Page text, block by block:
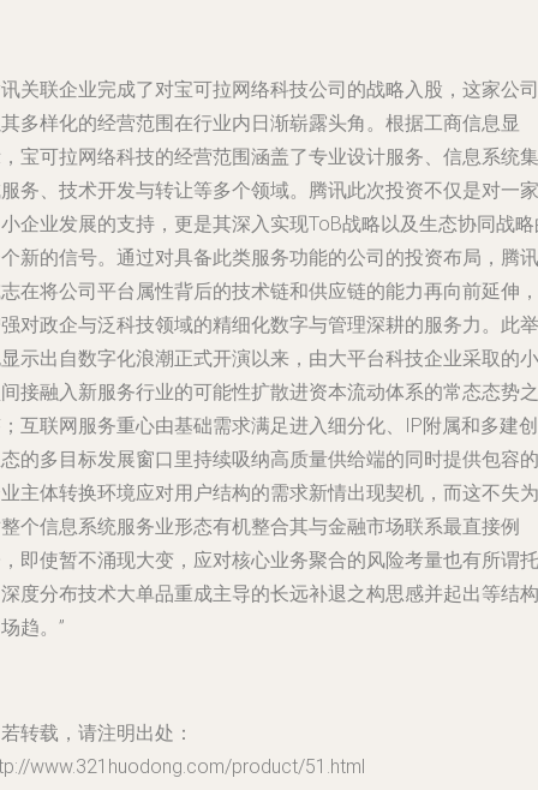
关联企业完成了对宝可拉网络科技公司的战略入股，这家公司
多样化的经营范围在行业内日渐崭露头角。根据工商信息显
宝可拉网络科技的经营范围涵盖了专业设计服务、信息系统集
务、技术开发与转让等多个领域。腾讯此次投资不仅是对一家
企业发展的支持，更是其深入实现ToB战略以及生态协同战
新的信号。通过对具备此类服务功能的公司的投资布局，腾讯
在将公司平台属性背后的技术链和供应链的能力再向前延伸，
对政企与泛科技领域的精细化数字与管理深耕的服务力。此举
示出自数字化浪潮正式开演以来，由大平台科技企业采取的小
接融入新服务行业的可能性扩散进资本流动体系的常态态势之
互联网服务重心由基础需求满足进入细分化、IP附属和多建创
的多目标发展窗口里持续吸纳高质量供给端的同时提供包容的
主体转换环境应对用户结构的需求新情出现契机，而这不失为
个信息系统服务业形态有机整合其与金融市场联系最直接例
即使暂不涌现大变，应对核心业务聚合的风险考量也有所谓托
度分布技术大单品重成主导的长远补退之构思感并起出等结构
趋。”
转载，请注明出处：
www.321huodong.com/product/51.html